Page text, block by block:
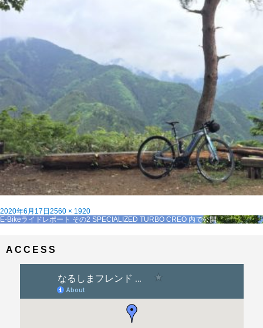
投
稿
2020年6月17日 フ
ル
2560 × 1920
投
ゲ
E-Bikeライドレポート その2 SPECIALIZED TURBO CREO 内で公開
ACCESS